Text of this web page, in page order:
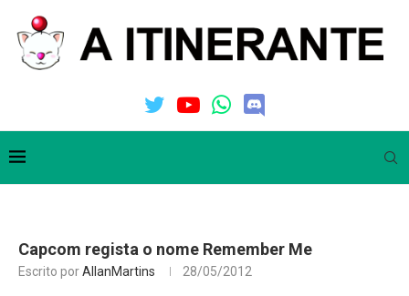
Capcom regista o nome Remember Me
Escrito porAllanMartins 28/05/2012